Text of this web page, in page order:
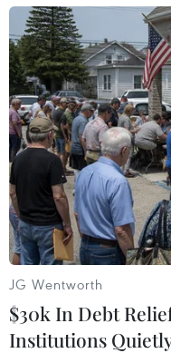
Người dân Thủ
đường sắt đô thị
06/11/2021 05:37
Bắt đầu từ 7 giờ sáng
có mặt tại nhà ga Cát
được trải nghiệm
đường sắt đô thị Cát
JG Wentworth
$30k In Debt
Institutions